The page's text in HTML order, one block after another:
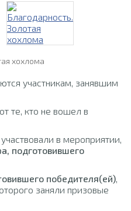
хохлома
участникам, занявшим
те, кто не вошел в
в мероприятии,
подготовившего
победителя(ей)
заняли призовые